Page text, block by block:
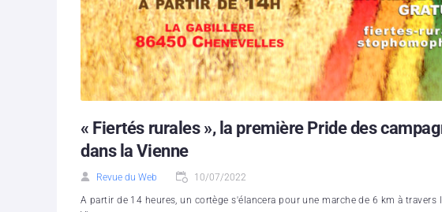
« Fiertés rurales », la première Pride des
dans la Vienne
Revue du Web 10/07/2022
A partir de 14 heures, un cortège s'élancera pour une marche de 6 km à travers